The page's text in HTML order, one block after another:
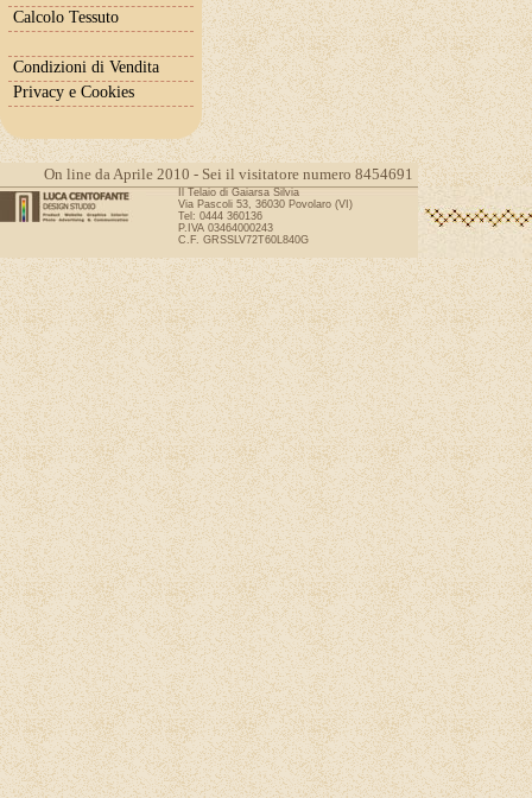
Calcolo Tessuto
Condizioni di Vendita
Privacy e Cookies
On line da Aprile 2010 - Sei il visitatore numero 8454691
Il Telaio di Gaiarsa Silvia
Via Pascoli 53, 36030 Povolaro (VI)
Tel: 0444 360136
P.IVA 03464000243
C.F. GRSSLV72T60L840G